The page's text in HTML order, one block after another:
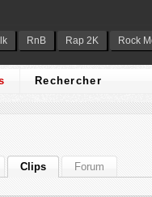
RnB Rap 2K Rock
Rechercher
Clips Forum